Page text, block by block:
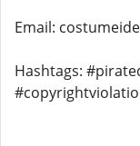
Email:
Hashtags: